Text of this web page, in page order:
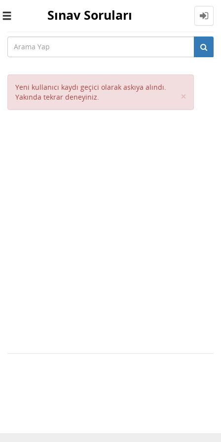
Toggle
Sınav Soruları
Yeni kullanıcı kaydı geçici olarak askıya alındı.
Yakında tekrar deneyiniz.
×